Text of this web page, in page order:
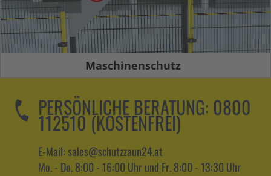
Maschinenschutz
PERSÖNLICHE BERATUNG: 0800
112510 (KOSTENFREI)
E-Mail: sales@schutzzaun24.at
Mo. - Do. 8:00 - 16:00 Uhr und Fr. 8:00 - 13:30 Uhr